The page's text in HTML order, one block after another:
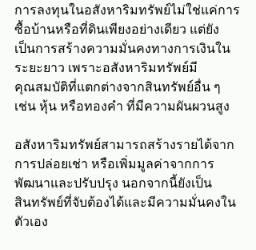
การลงทุนในอสังหาริมทรัพย์ไม่ใช่แค่การ
ซื้อบ้านหรือที่ดินเพียงอย่างเดียว แต่ยัง
เป็นการสร้างความมั่นคงทางการเงินใน
ระยะยาว เพราะอสังหาริมทรัพย์มี
คุณสมบัติที่แตกต่างจากสินทรัพย์อื่น ๆ
เช่น หุ้น หรือทองคำ ที่มีความผันผวนสูง
อสังหาริมทรัพย์สามารถสร้างรายได้จาก
การปล่อยเช่า หรือเพิ่มมูลค่าจากการ
พัฒนาและปรับปรุง นอกจากนี้ยังเป็น
สินทรัพย์ที่จับต้องได้และมีความมั่นคงใน
ตัวเอง